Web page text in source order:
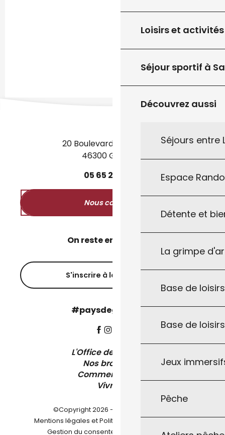
Loisirs et activités
Séjour sportif à
Découvrez aussi
Séjours entre
Espace
Détente et
La grimpe
Base de
Base de
Jeux
Pêche
20 Boulevard des Martyrs
46300 Gourdon
05 65 27
Nous contacter
On reste en contact ?
S'inscrire à la newsletter
#paysdegourdon !
L'Office de Tourisme
Nos brochures
Comment venir ?
Vivre ici
©Copyright 2026 - Pays de Gourdon
Mentions légales et Politique de confidentialité -
Gestion du consentement Plan du site-